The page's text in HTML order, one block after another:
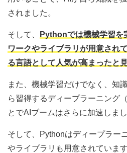
されました。
そして、
Pythonでは機械学習を
ワークやライブラリが用意され
る言語として人気が高まったと
また、機械学習だけでなく、知
ら習得するディープラーニング
とでAIブームはさらに加速しまし
そして、Pythonはディープラー
やライブラリも用意されています